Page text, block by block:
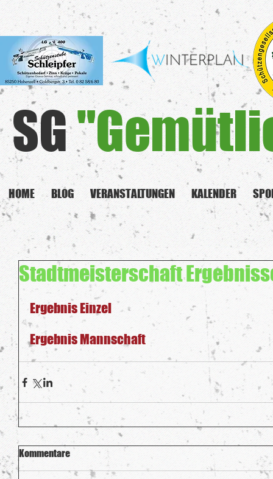
SG
HOME BLOG VERANSTALTUNGEN KALENDER
Stadtmeisterschaft
Ergebnis Einzel
Ergebnis Mannschaft
Kommentare